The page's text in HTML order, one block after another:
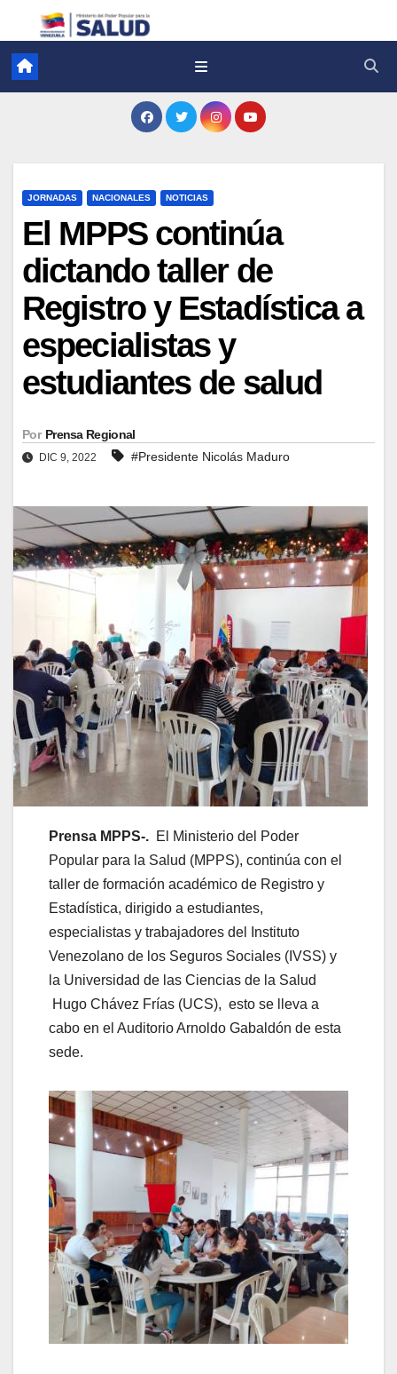
JORNADAS NACIONALES NOTICIAS
El MPPS continúa
dictando taller de
Registro y Estadística a
especialistas y
estudiantes de salud
Por Prensa Regional
DIC 9, 2022 #Presidente Nicolás Maduro
Prensa MPPS-. El Ministerio del Poder
Popular para la Salud (MPPS), continúa con el
taller de formación académico de Registro y
Estadística, dirigido a estudiantes,
especialistas y trabajadores del Instituto
Venezolano de los Seguros Sociales (IVSS) y
la Universidad de las Ciencias de la Salud
Hugo Chávez Frías (UCS), esto se lleva a
cabo en el Auditorio Arnoldo Gabaldón de esta
sede.